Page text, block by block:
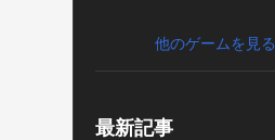
他のゲームを見る
最新記事